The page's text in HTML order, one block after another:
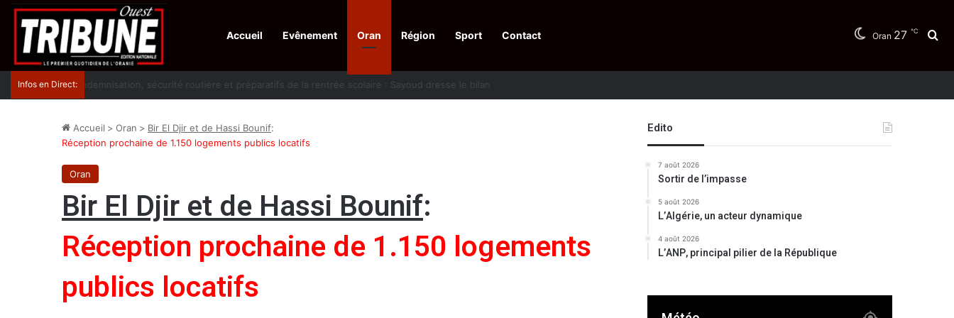
Accueil Evênement Oran Région Sport Contact Oran 27 ℃
Infos en Direct: Lutte contre les drogues : octroi de récompenses financières aux dénonciateurs de trafiquants
Accueil > Oran > Bir El Djir et de Hassi Bounif:
Réception prochaine de 1.150 logements publics locatifs
Oran
Bir El Djir et de Hassi Bounif:
Réception prochaine de 1.150 logements
publics locatifs
Edito
7 août 2026
Sortir de l’impasse
5 août 2026
L’Algérie, un acteur dynamique
4 août 2026
L’ANP, principal pilier de la République